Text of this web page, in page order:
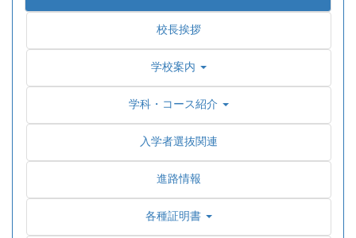
校長挨拶
学校案内
学科・コース紹介
入学者選抜関連
進路情報
各種証明書